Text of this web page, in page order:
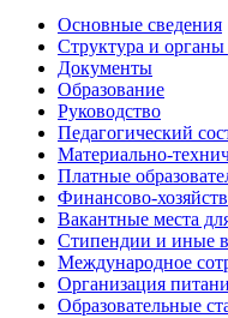
Основные сведения
Структура и органы
Документы
Образование
Руководство
Педагогический
Материально-
Платные
Финансово-
Вакантные места
Стипендии и иные
Международное
Организация
Образовательные